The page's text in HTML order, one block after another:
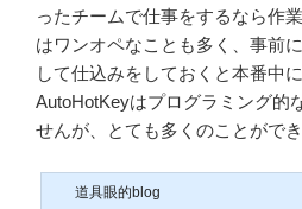
ったチームで仕事をするなら作
はワンオペなことも多く、事前
して仕込みをしておくと本番中
AutoHotKeyはプログラミング的
せんが、とても多くのことがで
道具眼的blog